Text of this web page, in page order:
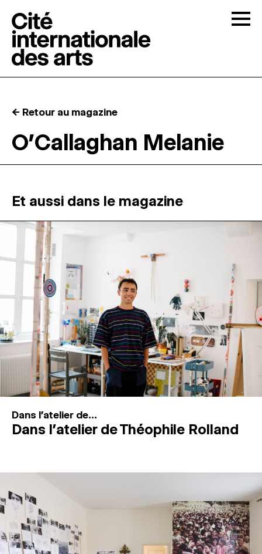
RÉSIDENCES ↓
ATELIERS OUVERTS
PROGRAMMATION
MAGAZINE
ESPACES DE PRATIQUE ARTISTIQUE ↓
Recherche
Connexion
← Retour au magazine
O’Callaghan Melanie
Et aussi dans le magazine
Dans l'atelier de...
Dans l’atelier de Théophile Rolland